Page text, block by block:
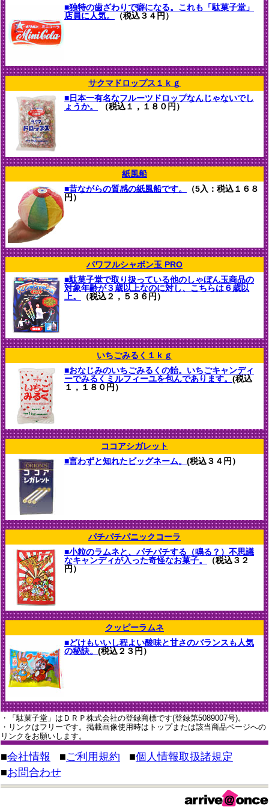
■独特の歯ざわりで癖になる。これも「駄菓子堂」
店員に人気。
（税込３４円）
サクマドロップス１ｋｇ
■日本一有名なフルーツドロップなんじゃないでし
ょうか。
（税込１，１８０円）
紙風船
■昔ながらの質感の紙風船です。
（5入：税込１６８
円）
パワフルシャボン玉 PRO
■駄菓子堂で取り扱っている他のしゃぼん玉商品の
対象年齢が３歳以上なのに対し、こちらは６歳以
上。
（税込２，５３６円）
いちごみるく１ｋｇ
■おなじみのいちごみるくの飴。いちごキャンディ
ーでみるくミルフィーユを包んであります。 (税込
１，１８０円）
ココアシガレット
■言わずと知れたビッグネーム。 (税込３４円）
パチパチパニックコーラ
■小粒のラムネと、パチパチする（鳴る？）不思議
なキャンディが入った奇怪なお菓子。
（税込３２
円）
クッピーラムネ
■どけもいいし程よい酸味と甘さのバランスも人気
の秘訣。 (税込２３円）
・「駄菓子堂」はＤＲＰ株式会社の登録商標です(登録第5089007号)。
・リンクはフリーです。掲載画像使用時はトップまたは該当商品ページへの
リンクをお願いします。
■会社情報 ■ご利用規約 ■個人情報取扱諸規定
■お問合わせ